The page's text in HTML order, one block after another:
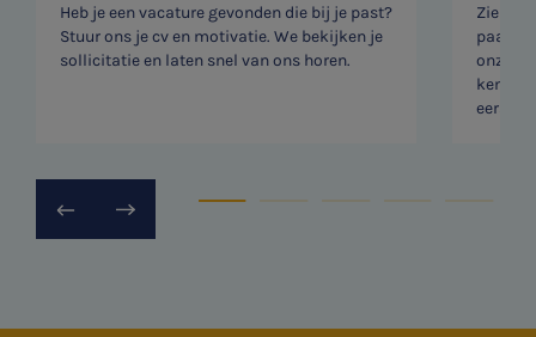
Meest gezochte onderwerpen
Belastingadvies
HR & Salaris
Heb je een vacature gevonden die bij je past?
Stuur ons je cv en motivatie. We bekijken je
sollicitatie en laten snel van ons horen.
Zien
paar
onze
eerste